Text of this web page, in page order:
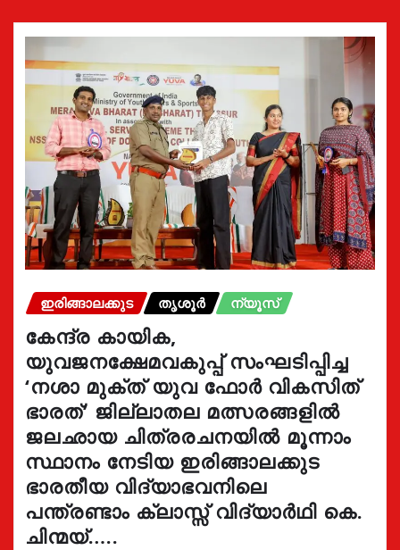
ഇരിങ്ങാലക്കുട തൃശൂർ ന്യൂസ്
കേന്ദ്ര കായിക,
യുവജനക്ഷേമവകുപ്പ് സംഘടിപ്പിച്ച
‘നശാ മുക്ത് യുവ ഫോർ വികസിത്
ഭാരത്’ ജില്ലാതല മത്സരങ്ങളിൽ
ജലഛായ ചിത്രരചനയിൽ മൂന്നാം
സ്ഥാനം നേടിയ ഇരിങ്ങാലക്കുട
ഭാരതീയ വിദ്യാഭവനിലെ
പന്ത്രണ്ടാം ക്ലാസ്സ് വിദ്യാർഥി കെ.
ചിന്മയ്…..